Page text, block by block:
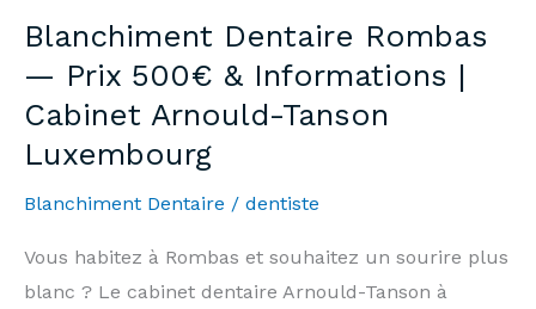
Blanchiment Dentaire Rombas
— Prix 500€ & Informations |
Cabinet Arnould-Tanson
Luxembourg
Blanchiment Dentaire / dentiste
Vous habitez à Rombas et souhaitez un sourire plus
blanc ? Le cabinet dentaire Arnould-Tanson à